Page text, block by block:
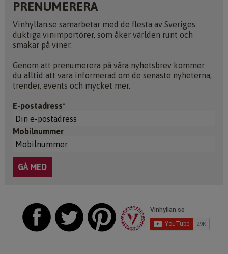
PRENUMERERA
Vinhyllan.se samarbetar med de flesta av Sveriges
duktiga vinimportörer, som åker världen runt och
smakar på viner.
Genom att prenumerera på våra nyhetsbrev kommer
du alltid att vara informerad om de senaste nyheterna,
trender, events och mycket mer.
E-postadress*
Mobilnummer